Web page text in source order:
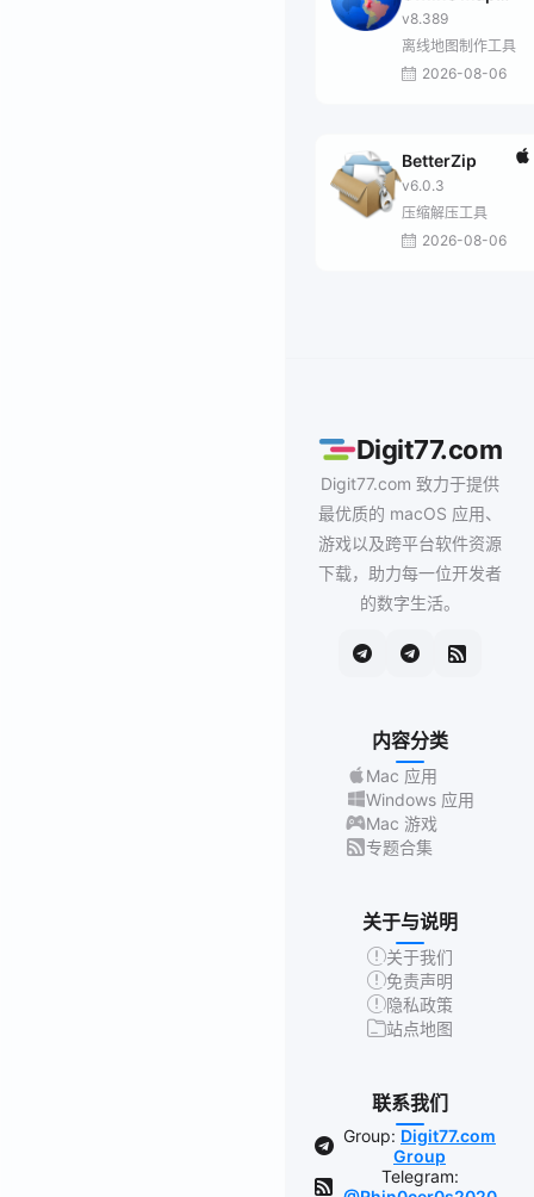
Maker
v8.389
离线地图制作工具
2026-08-06
BetterZip
v6.0.3
压缩解压工具
2026-08-06
Digit77.com
Digit77.com 致力于提供
最优质的 macOS 应用、
游戏以及跨平台软件资源
下载，助力每一位开发者
的数字生活。
内容分类
Mac 应用
Windows 应用
Mac 游戏
专题合集
关于与说明
关于我们
免责声明
隐私政策
站点地图
联系我们
Group: Digit77.com
Group
Telegram: